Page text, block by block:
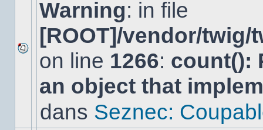
Aucun
nouveau
message
non-
dans
Warning: in file
[ROOT]/vendor/
on line 1266: count():
an object that
dans Seznec: